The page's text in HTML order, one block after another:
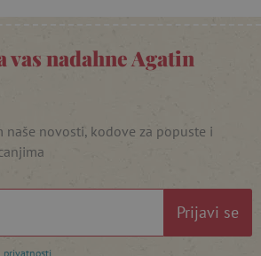
vas nadahne Agatin
novosti, kodove za popuste i
Prijavi se
privatnosti
www.agatinsvijet.hr
politiku privatnosti